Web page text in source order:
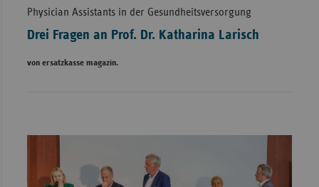
Physician Assistants in der Gesundheitsversorgung
Drei Fragen an Prof. Dr. Katharina Larisch
von ersatzkasse magazin.